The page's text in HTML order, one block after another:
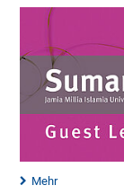
Mehr